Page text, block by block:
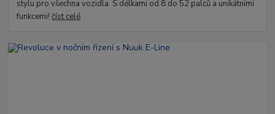
stylu pro všechna vozidla. S délkami od 8 do 52 palců a unikátními
funkcemi!číst celé